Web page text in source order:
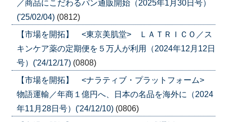
／商品にこだわるパン通販開始（2025年1月30日号）
('25/02/04) (0812)
【市場を開拓】 <東京美肌堂> ＬＡＴＲＩＣＯ／ス
キンケア薬の定期便を５万人が利用（2024年12月12日
号）('24/12/17) (0808)
【市場を開拓】 <ナラティブ・プラットフォーム>
物語運輸／年商１億円へ、日本の名品を海外に（2024
年11月28日号）('24/12/10) (0806)